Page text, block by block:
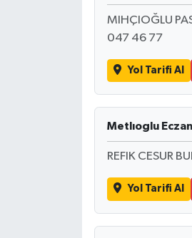
MIHÇIOĞLU
047 46 77
Yol Tarifi Al
Metlıoglu
REFIK CESUR
Yol Tarifi Al